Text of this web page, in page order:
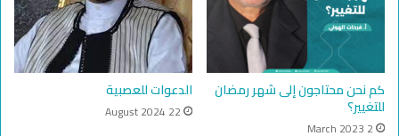
كم نحن محتاجون إلى شهر رمضان
للتغيير؟
2 March 2023
الدعوات للعصبية
22 August 2024